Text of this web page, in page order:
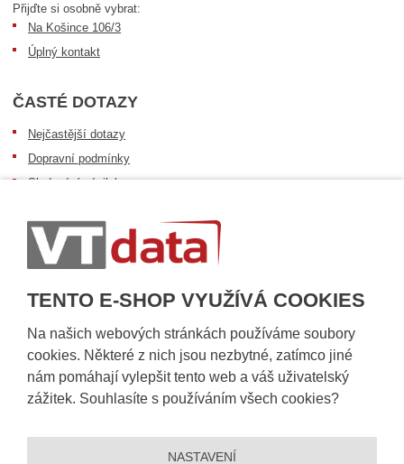
TENTO E-SHOP VYUŽÍVÁ COOKIES
Na našich webových stránkách používáme soubory
cookies. Některé z nich jsou nezbytné, zatímco jiné
nám pomáhají vylepšit tento web a váš uživatelský
zážitek. Souhlasíte s používáním všech cookies?
NASTAVENÍ
Přijďte si osobně vybrat:
Na Košince 106/3
Úplný kontakt
ČASTÉ DOTAZY
Nejčastější dotazy
Dopravní podmínky
Sledování zásilek
Informace k dostupnosti zboží
Obecné informace